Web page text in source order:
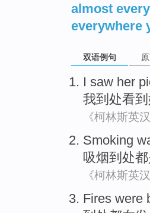
almost
everywhere
双语例句
I saw her
我到处看到
《柯林斯英
Smoking
吸烟到处都
《柯林斯英
Fires were